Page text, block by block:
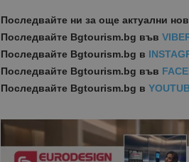
Последвайте ни за още актуални
Последвайте Bgtourism.bg във
Последвайте Bgtourism.bg в
Последвайте Bgtourism.bg във
Последвайте Bgtourism.bg в
_ga_FK650GXHRZ
_ga